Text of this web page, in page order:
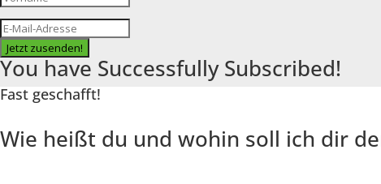
Jetzt zusenden!
You have Successfully Subscribed!
Fast geschafft!
Wie heißt du und wohin soll ich dir